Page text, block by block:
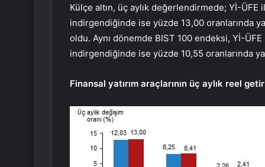
Külçe altın, üç aylık değerlendirmede; Yİ-
indirgendiğinde ise yüzde 13,00 oranlarında
oldu. Aynı dönemde BIST 100 endeksi, Yİ-
indirgendiğinde ise yüzde 10,55 oranlarında
Finansal yatırım araçlarının üç aylık reel